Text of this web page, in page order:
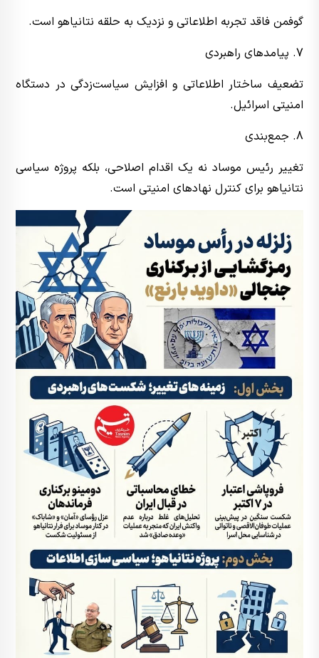
گوفمن فاقد تجربه اطلاعاتی و نزدیک به حلقه نتانیاهو است.
7. پیامدهای راهبردی
تضعیف ساختار اطلاعاتی و افزایش سیاست‌زدگی در دستگاه
امنیتی اسرائیل.
8. جمع‌بندی
تغییر رئیس موساد نه یک اقدام اصلاحی، بلکه پروژه سیاسی
نتانیاهو برای کنترل نهادهای امنیتی است.